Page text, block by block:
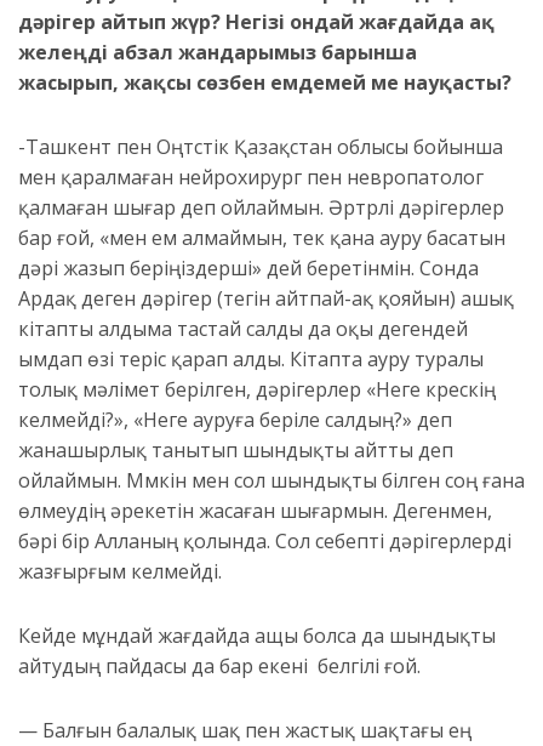
дәрігер айтып жүр? Негізі ондай жағдайда ақ
желеңді абзал жандарымыз барынша
жасырып, жақсы сөзбен емдемей ме науқасты?
-Ташкент пен Оңтүстік Қазақстан облысы бойынша
мен қаралмаған нейрохирург пен невропатолог
қалмаған шығар деп ойлаймын. Әртүрлі дәрігерлер
бар ғой, «мен ем алмаймын, тек қана ауру басатын
дәрі жазып беріңіздерші» дей беретінмін. Сонда
Ардақ деген дәрігер (тегін айтпай-ақ қояйын) ашық
кітапты алдыма тастай салды да оқы дегендей
ымдап өзі теріс қарап алды. Кітапта ауру туралы
толық мәлімет берілген, дәрігерлер «Неге күрескің
келмейді?», «Неге ауруға беріле салдың?» деп
жанашырлық танытып шындықты айтты деп
ойлаймын. Мүмкін мен сол шындықты білген соң ғана
өлмеудің әрекетін жасаған шығармын. Дегенмен,
бәрі бір Алланың қолында. Сол себепті дәрігерлерді
жазғырғым келмейді.
Кейде мұндай жағдайда ащы болса да шындықты
айтудың пайдасы да бар екені белгілі ғой.
— Балғын балалық шақ пен жастық шақтағы ең